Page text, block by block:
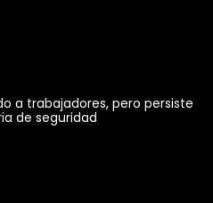
a trabajadores, pero persiste
de seguridad